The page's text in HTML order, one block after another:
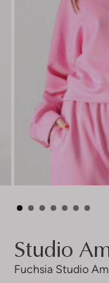
Studio
Fuchsia Studio